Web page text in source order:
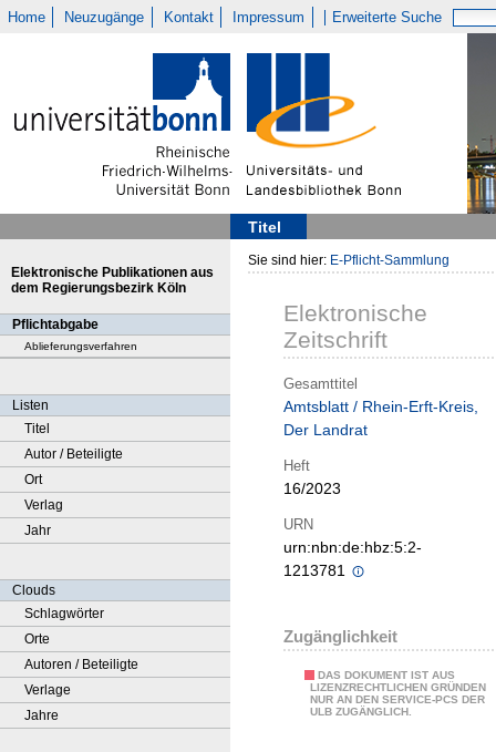
Home Neuzugänge Kontakt Impressum Erweiterte Suche
Titel
Elektronische Publikationen aus
dem Regierungsbezirk Köln
Pflichtabgabe
Ablieferungsverfahren
Listen
Titel
Autor / Beteiligte
Ort
Verlag
Jahr
Clouds
Schlagwörter
Orte
Autoren / Beteiligte
Verlage
Jahre
Sie sind hier: E-Pflicht-Sammlung
Elektronische
Zeitschrift
Gesamttitel
Amtsblatt / Rhein-Erft-Kreis,
Der Landrat
Heft
16/2023
URN
urn:nbn:de:hbz:5:2-
1213781
Zugänglichkeit
DAS DOKUMENT IST AUS
LIZENZRECHTLICHEN GRÜNDEN
NUR AN DEN SERVICE-PCS DER
ULB ZUGÄNGLICH.